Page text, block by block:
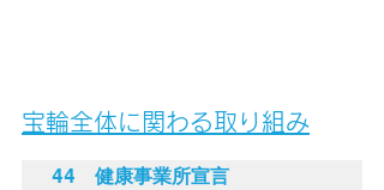
宝輪全体に関わる取り組み
44　健康事業所宣言